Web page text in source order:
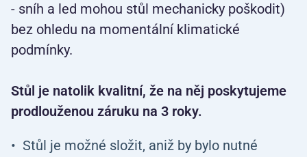
- sníh a led mohou stůl mechanicky poškodit)
bez ohledu na momentální klimatické
podmínky.
Stůl je natolik kvalitní, že na něj poskytujeme
prodlouženou záruku na 3 roky.
Stůl je možné složit, aniž by bylo nutné